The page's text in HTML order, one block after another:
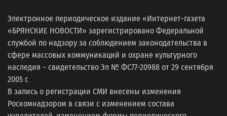
Электронное периодическое издание «Интернет-газета
«БРЯНСКИЕ НОВОСТИ» зарегистрировано Федеральной
службой по надзору за соблюдением законодательства в
сфере массовых коммуникаций и охране культурного
наследия − свидетельство Эл № ФС77-20988 от 29 сентября
2005 г.
В запись о регистрации СМИ внесены изменения
Роскомнадзором в связи с изменением состава